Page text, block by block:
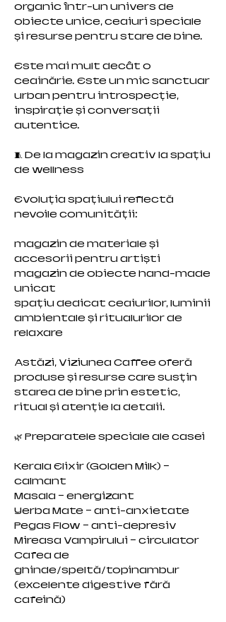
organic într-un univers de
obiecte unice, ceaiuri speciale
și resurse pentru stare de bine.
Este mai mult decât o
ceainărie. Este un mic sanctuar
urban pentru introspecție,
inspirație și conversații
autentice.
🧵 De la magazin creativ la spațiu
de wellness
Evoluția spațiului reflectă
nevoile comunității:
magazin de materiale și
accesorii pentru artiști
magazin de obiecte hand-made
unicat
spațiu dedicat ceaiurilor, luminii
ambientale și ritualurilor de
relaxare
Astăzi, Viziunea Caffee oferă
produse și resurse care susțin
starea de bine prin estetic,
ritual și atenție la detalii.
🌿 Preparatele speciale ale casei
Kerala Elixir (Golden Milk) –
calmant
Masala – energizant
Yerba Mate – anti-anxietate
Pegas Flow – anti-depresiv
Mireasa Vampirului – circulator
Cafea de
ghinde/speltă/topinambur
(excelente digestive fără
cafeină)